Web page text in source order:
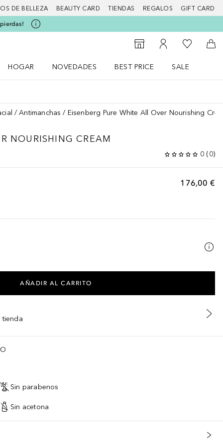
DE BELLEZA BEAUTY CARD TIENDAS REGALOS GIFT CARD
Al Storefinder
Mi cuenta
Mi lista de
A
HOGAR
NOVEDADES
BEST PRICE
SALE
Antimanchas Eisenberg Pure White All Over Nourishing
NOURISHING CREAM
0 (0)
176,00 €
AÑADIR AL CARRITO
tienda
Sin parabenos
Sin acetona